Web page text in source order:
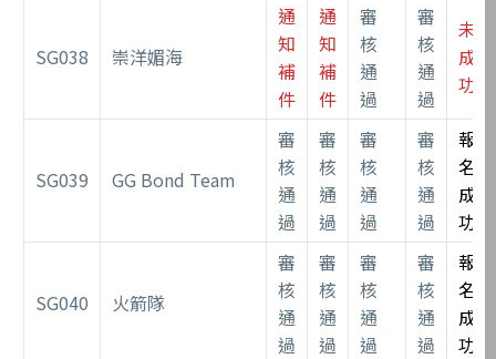
SG038 崇洋媚海
通
知
補
件
通
知
補
件
審
核
通
過
審
核
通
過
未
成
功
SG039 GG Bond Team
審
核
通
過
審
核
通
過
審
核
通
過
審
核
通
過
報
名
成
功
SG040 火箭隊
審
核
通
過
審
核
通
過
審
核
通
過
審
核
通
過
報
名
成
功